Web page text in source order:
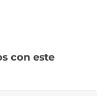
con este